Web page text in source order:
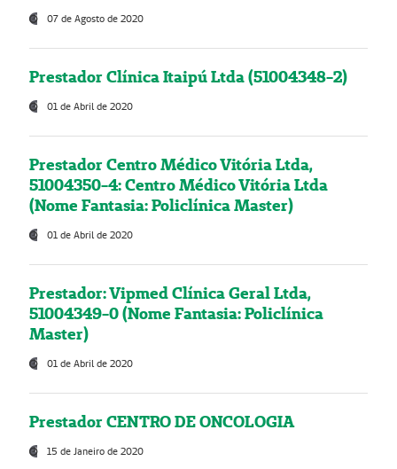
07 de Agosto de 2020
Prestador Clínica Itaipú Ltda (51004348-2)
01 de Abril de 2020
Prestador Centro Médico Vitória Ltda,
51004350-4: Centro Médico Vitória Ltda
(Nome Fantasia: Policlínica Master)
01 de Abril de 2020
Prestador: Vipmed Clínica Geral Ltda,
51004349-0 (Nome Fantasia: Policlínica
Master)
01 de Abril de 2020
Prestador CENTRO DE ONCOLOGIA
15 de Janeiro de 2020